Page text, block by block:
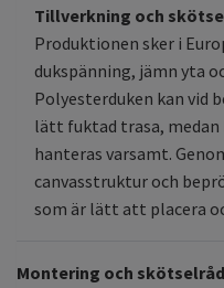
Tillverkning och
Produktionen sker i
dukspänning, jämn yta
Polyesterduken kan vid
lätt fuktad trasa,
hanteras varsamt.
canvasstruktur och
som är lätt att placera
Montering och skötselråd